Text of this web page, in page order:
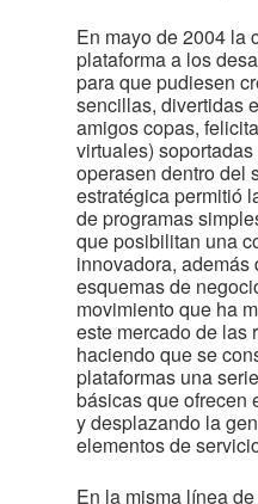
En mayo de 2004 la
plataforma a los
para que pudiesen
sencillas, divertidas
amigos copas,
virtuales)
operasen dentro del
estratégica permitió
de programas
que posibilitan una
innovadora, además
esquemas de
movimiento que ha
este mercado de las
haciendo que se
plataformas una
básicas que ofrecen
y desplazando la
elementos de
En la misma línea de